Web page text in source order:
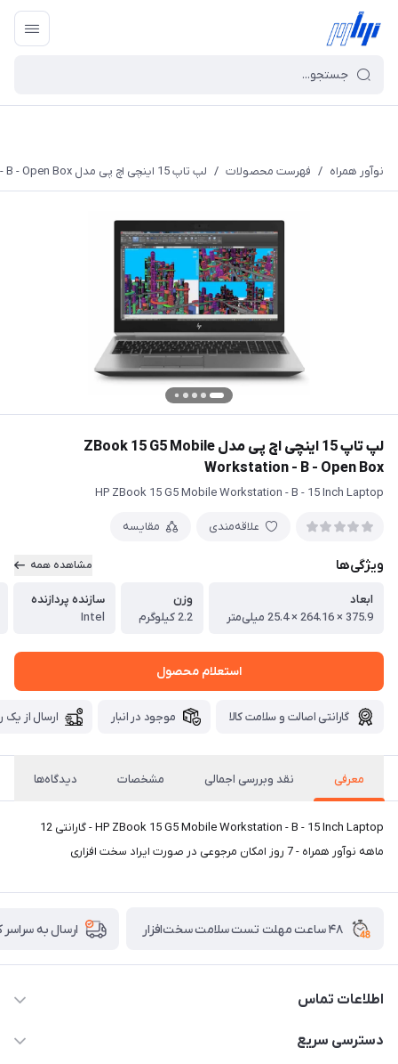
نوآور همراه / فهرست محصولات / لپ تاپ 15 اینچی اچ پی مدل ZBook 15 G5 Mobile Workstation - B - Open Box
لپ تاپ 15 اینچی اچ پی مدل ZBook 15 G5 Mobile
Workstation - B - Open Box
HP ZBook 15 G5 Mobile Workstation - B - 15 Inch Laptop
علاقه‌مندی مقایسه
ویژگی‌ها مشاهده همه
ابعاد
375.9 × 264.16 × 25.4 میلی‌متر
وزن
2.2 کیلوگرم
سازنده پردازنده
Intel
استعلام محصول
گارانتی اصالت و سلامت کالا موجود در انبار ارسال از یک
معرفی نقد وبررسی اجمالی مشخصات دیدگاه‌ها
HP ZBook 15 G5 Mobile Workstation - B - 15 Inch Laptop - گارانتی 12
ماهه نوآور همراه - 7 روز امکان مرجوعی در صورت ایراد سخت افزاری
۴۸ ساعت مهلت تست سلامت سخت‌افزار ارسال به
اطلاعات تماس
02122913967
دسترسی سریع